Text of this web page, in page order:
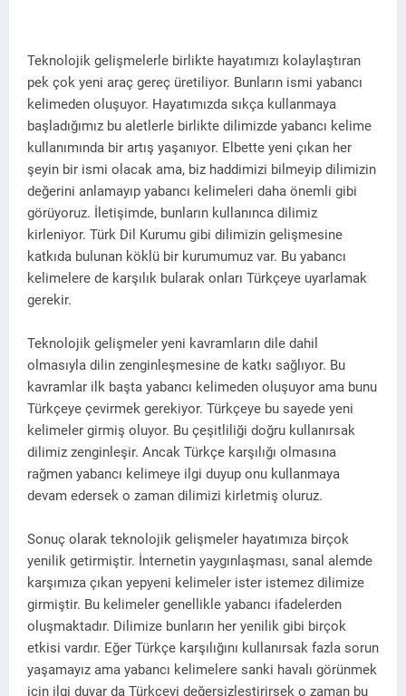
Teknolojik gelişmelerle birlikte hayatımızı kolaylaştıran
pek çok yeni araç gereç üretiliyor. Bunların ismi yabancı
kelimeden oluşuyor. Hayatımızda sıkça kullanmaya
başladığımız bu aletlerle birlikte dilimizde yabancı kelime
kullanımında bir artış yaşanıyor. Elbette yeni çıkan her
şeyin bir ismi olacak ama, biz haddimizi bilmeyip dilimizin
değerini anlamayıp yabancı kelimeleri daha önemli gibi
görüyoruz. İletişimde, bunların kullanınca dilimiz
kirleniyor. Türk Dil Kurumu gibi dilimizin gelişmesine
katkıda bulunan köklü bir kurumumuz var. Bu yabancı
kelimelere de karşılık bularak onları Türkçeye uyarlamak
gerekir.
Teknolojik gelişmeler yeni kavramların dile dahil
olmasıyla dilin zenginleşmesine de katkı sağlıyor. Bu
kavramlar ilk başta yabancı kelimeden oluşuyor ama bunu
Türkçeye çevirmek gerekiyor. Türkçeye bu sayede yeni
kelimeler girmiş oluyor. Bu çeşitliliği doğru kullanırsak
dilimiz zenginleşir. Ancak Türkçe karşılığı olmasına
rağmen yabancı kelimeye ilgi duyup onu kullanmaya
devam edersek o zaman dilimizi kirletmiş oluruz.
Sonuç olarak teknolojik gelişmeler hayatımıza birçok
yenilik getirmiştir. İnternetin yaygınlaşması, sanal alemde
karşımıza çıkan yepyeni kelimeler ister istemez dilimize
girmiştir. Bu kelimeler genellikle yabancı ifadelerden
oluşmaktadır. Dilimize bunların her yenilik gibi birçok
etkisi vardır. Eğer Türkçe karşılığını kullanırsak fazla sorun
yaşamayız ama yabancı kelimelere sanki havalı görünmek
için ilgi duyar da Türkçeyi değersizleştirirsek o zaman bu